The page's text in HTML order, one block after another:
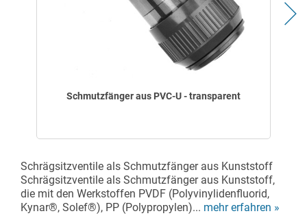
Schmutzfänger aus PVC-U - transparent
Schrägsitzventile als Schmutzfänger aus Kunststoff
Schrägsitzventile als Schmutzfänger aus Kunststoff,
die mit den Werkstoffen PVDF (Polyvinylidenfluorid,
Kynar®, Solef®), PP (Polypropylen)... mehr erfahren »